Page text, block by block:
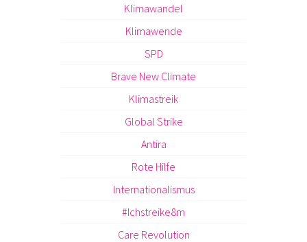
Klimawandel
Klimawende
SPD
Brave New Climate
Klimastreik
Global Strike
Antira
Rote Hilfe
Internationalismus
#Ichstreike8m
Care Revolution